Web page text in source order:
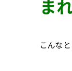
ま
こんな